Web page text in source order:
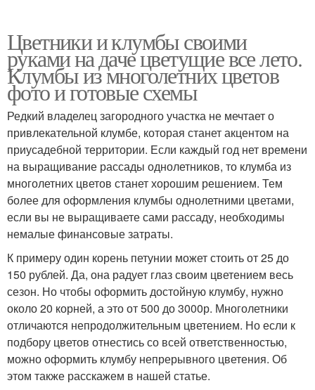
Цветники и клумбы своими
руками на даче цветущие все лето.
Клумбы из многолетних цветов
фото и готовые схемы
Редкий владелец загородного участка не мечтает о
привлекательной клумбе, которая станет акцентом на
приусадебной территории. Если каждый год нет времени
на выращивание рассады однолетников, то клумба из
многолетних цветов станет хорошим решением. Тем
более для оформления клумбы однолетними цветами,
если вы не выращиваете сами рассаду, необходимы
немалые финансовые затраты.
К примеру один корень петунии может стоить от 25 до
150 рублей. Да, она радует глаз своим цветением весь
сезон. Но чтобы оформить достойную клумбу, нужно
около 20 корней, а это от 500 до 3000р. Многолетники
отличаются непродолжительным цветением. Но если к
подбору цветов отнестись со всей ответственностью,
можно оформить клумбу непрерывного цветения. Об
этом также расскажем в нашей статье.